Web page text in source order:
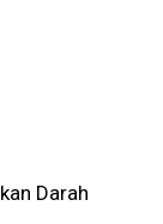
Darah